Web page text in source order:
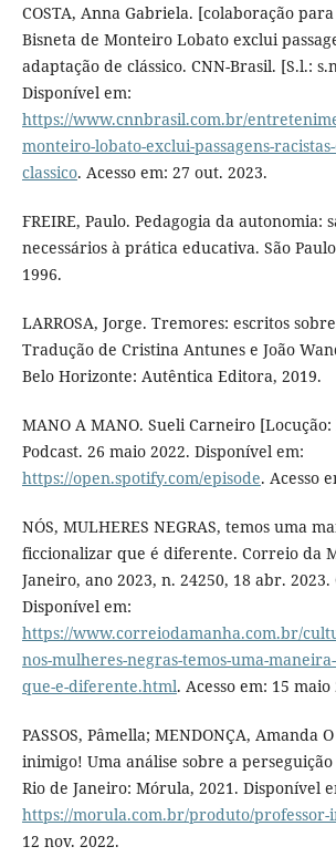
COSTA, Anna Gabriela. [colaboração
Bisneta de Monteiro Lobato exclui
adaptação de clássico. CNN-Brasil. [S.l.:
Disponível em:
https://www.cnnbrasil.com.br/
monteiro-lobato-exclui-passagens-
classico. Acesso em: 27 out. 2023.
FREIRE, Paulo. Pedagogia da autonomia:
necessários à prática educativa. São
1996.
LARROSA, Jorge. Tremores: escritos
Tradução de Cristina Antunes e João
Belo Horizonte: Autêntica Editora, 2019.
MANO A MANO. Sueli Carneiro
Podcast. 26 maio 2022. Disponível em:
https://open.spotify.com/episode. Acesso
NÓS, MULHERES NEGRAS, temos uma
ficcionalizar que é diferente. Correio da
Janeiro, ano 2023, n. 24250, 18 abr.
Disponível em:
https://www.correiodamanha.com.br/
nos-mulheres-negras-temos-uma-
que-e-diferente.html. Acesso em: 15 maio
PASSOS, Pâmella; MENDONÇA, Amanda
inimigo! Uma análise sobre a
Rio de Janeiro: Mórula, 2021. Disponível
https://morula.com.br/produto/professor-
12 nov. 2022.